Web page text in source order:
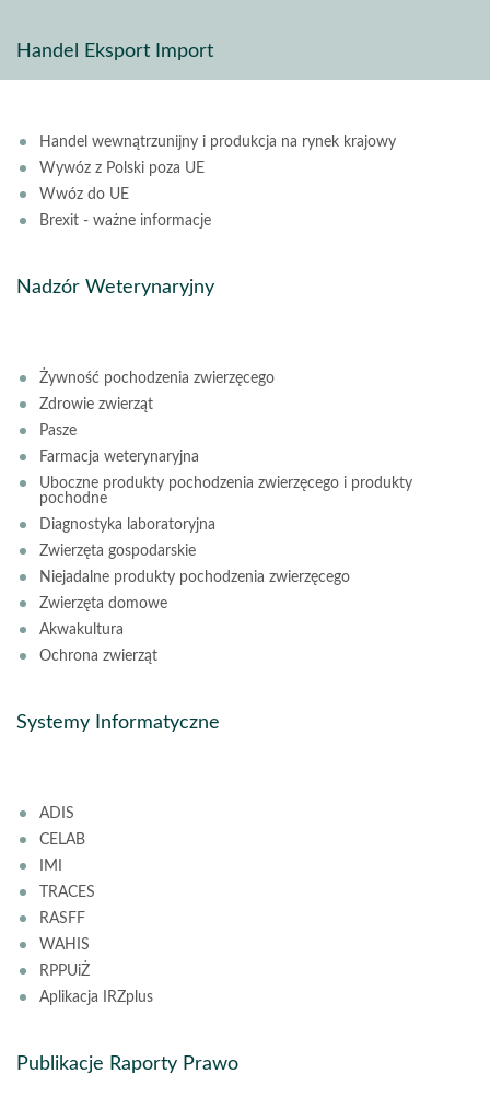
Handel Eksport Import
Handel wewnątrzunijny i produkcja na rynek krajowy
Wywóz z Polski poza UE
Wwóz do UE
Brexit - ważne informacje
Nadzór Weterynaryjny
Żywność pochodzenia zwierzęcego
Zdrowie zwierząt
Pasze
Farmacja weterynaryjna
Uboczne produkty pochodzenia zwierzęcego i produkty
pochodne
Diagnostyka laboratoryjna
Zwierzęta gospodarskie
Niejadalne produkty pochodzenia zwierzęcego
Zwierzęta domowe
Akwakultura
Ochrona zwierząt
Systemy Informatyczne
ADIS
CELAB
IMI
TRACES
RASFF
WAHIS
RPPUiŻ
Aplikacja IRZplus
Publikacje Raporty Prawo